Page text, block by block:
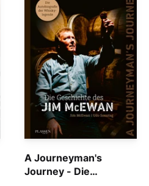
A Journeyman's
Journey - Die